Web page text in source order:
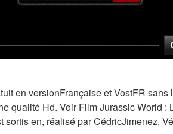
en versionFrançaise et VostFR
qualité Hd. Voir Film Jurassic World :
en, réalisé par CédricJimenez,